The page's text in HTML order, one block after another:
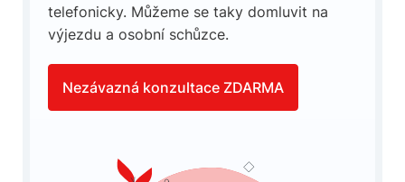
telefonicky. Můžeme se taky domluvit na
výjezdu a osobní schůzce.
Nezávazná konzultace ZDARMA